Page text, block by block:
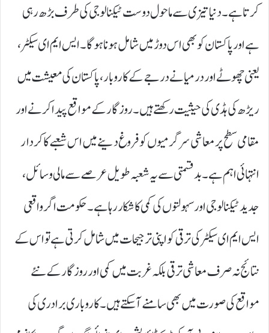
کرتا ہے۔ دنیا تیزی سے ماحول دوست ٹیکنالوجی کی طرف بڑھ رہی
ہے اور پاکستان کو بھی اس دوڑ میں شامل ہونا ہوگا۔ ایس ایم ای سیکٹر،
یعنی چھوٹے اور درمیانے درجے کے کاروبار، پاکستان کی معیشت میں
ریڑھ کی ہڈی کی حیثیت رکھتے ہیں۔ روزگار کے مواقع پیدا کرنے اور
مقامی سطح پر معاشی سرگرمیوں کو فروغ دینے میں اس شعبے کا کردار
انتہائی اہم ہے۔ بدقسمتی سے یہ شعبہ طویل عرصے سے مالی وسائل،
جدید ٹیکنالوجی اور سہولتوں کی کمی کا شکار رہا ہے۔ حکومت اگر واقعی
ایس ایم ای سیکٹر کی ترقی کو اپنی ترجیحات میں شامل کرتی ہے تو اس کے
نتائج نہ صرف معاشی ترقی بلکہ غربت میں کمی اور روزگار کے نئے
مواقع کی صورت میں بھی سامنے آسکتے ہیں۔ کاروباری برادری کی